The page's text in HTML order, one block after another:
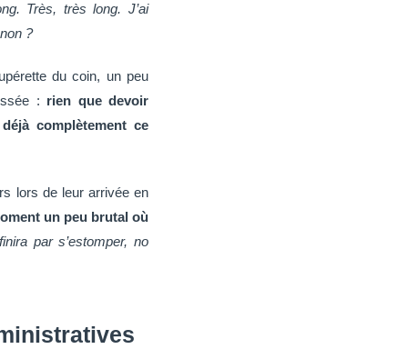
Très, très long. J’ai
?
du coin, un peu
: rien que devoir
complètement ce
lors de leur arrivée en
un peu brutal où
par s’estomper, no